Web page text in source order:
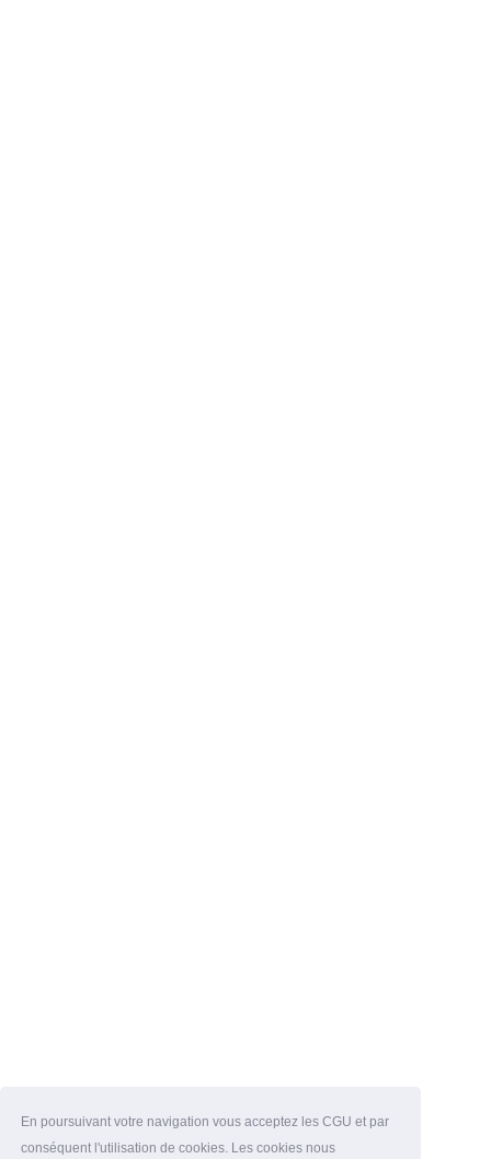
En poursuivant votre navigation vous acceptez les CGU et par
conséquent l'utilisation de cookies. Les cookies nous